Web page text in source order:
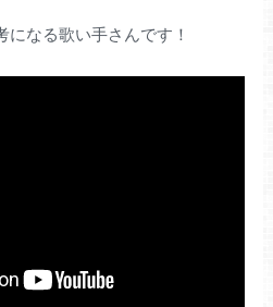
なる歌い手さんです！